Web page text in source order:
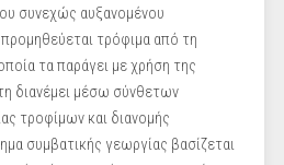
συνεχώς αυξανομένου
τρόφιμα από τη
τα παράγει με χρήση της
διανέμει μέσω σύνθετων
τροφίμων και διανομής
συμβατικής γεωργίας βασίζεται